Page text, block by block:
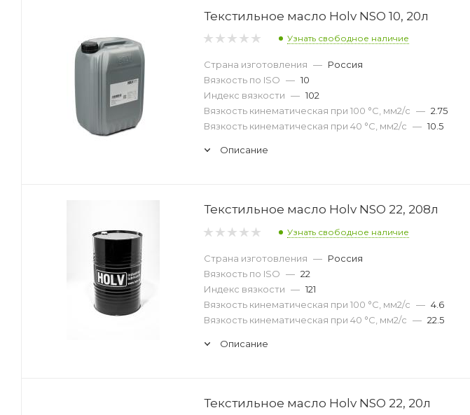
Текстильное масло Holv NSO 10, 20л
Узнать свободное наличие
Страна изготовления — Россия
Вязкость по ISO — 10
Индекс вязкости — 102
Вязкость кинематическая при 100 °С, мм2/с — 2.75
Вязкость кинематическая при 40 °С, мм2/с — 10.5
Описание
Текстильное масло Holv NSO 22, 208л
Узнать свободное наличие
Страна изготовления — Россия
Вязкость по ISO — 22
Индекс вязкости — 121
Вязкость кинематическая при 100 °С, мм2/с — 4.6
Вязкость кинематическая при 40 °С, мм2/с — 22.5
Описание
Текстильное масло Holv NSO 22, 20л